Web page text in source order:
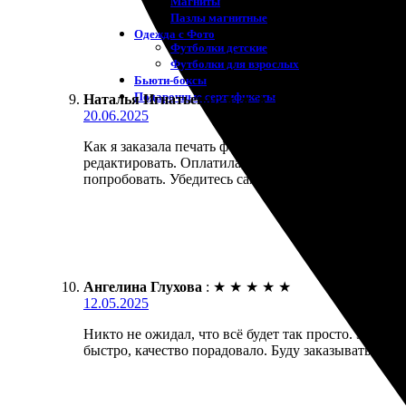
Пазлы магнитные
Одежда с Фото
Футболки детские
Футболки для взрослых
Бьюти-боксы
Подарочные сертификаты
Наталья Игнатьева : ★ ★ ★ ★
20.06.2025
Как я заказала печать фотографии 20х20.
редактировать. Оплатила, и через пару дней уже
попробовать. Убедитесь сами!
Ангелина Глухова : ★ ★ ★ ★ ★
12.05.2025
Никто не ожидал, что всё будет так просто. Зашла
быстро, качество порадовало. Буду заказывать